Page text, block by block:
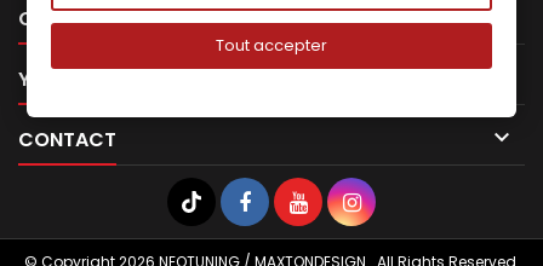
OUR COMPANY 
YOUR ACCOUNT 
CONTACT 
Tout accepter